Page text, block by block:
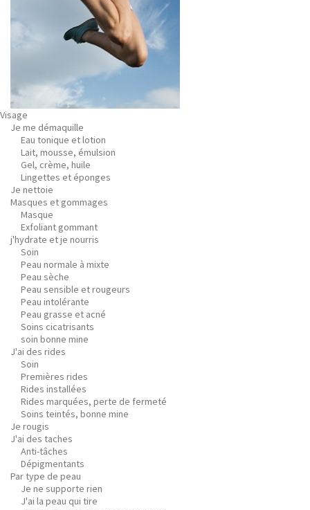
Visage
Je me démaquille
Eau tonique et lotion
Lait, mousse, émulsion
Gel, crème, huile
Lingettes et éponges
Je nettoie
Masques et gommages
Masque
Exfoliant gommant
j'hydrate et je nourris
Soin
Peau normale à mixte
Peau sèche
Peau sensible et rougeurs
Peau intolérante
Peau grasse et acné
Soins cicatrisants
soin bonne mine
J'ai des rides
Soin
Premières rides
Rides installées
Rides marquées, perte de fermeté
Soins teintés, bonne mine
Je rougis
J'ai des taches
Anti-tâches
Dépigmentants
Par type de peau
Je ne supporte rien
J'ai la peau qui tire